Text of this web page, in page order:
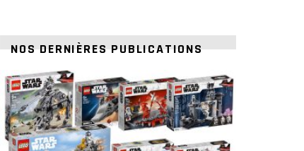
NOS DERNIÈRES PUBLICATIONS